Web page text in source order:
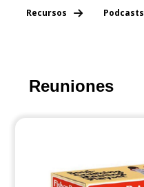
Recursos Podcasts
Reuniones